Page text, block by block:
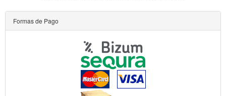
Formas de Pago